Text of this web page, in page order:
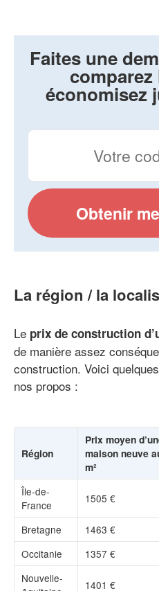
Faites une
économisez
Obtenir
La région / la
Le prix de construction
de manière assez
construction. Voici
nos propos :
Région
Prix moyen
maison neuve
m²
Île-de-
France
1505 €
Bretagne 1463 €
Occitanie
1357 €
Nouvelle-
1401 €